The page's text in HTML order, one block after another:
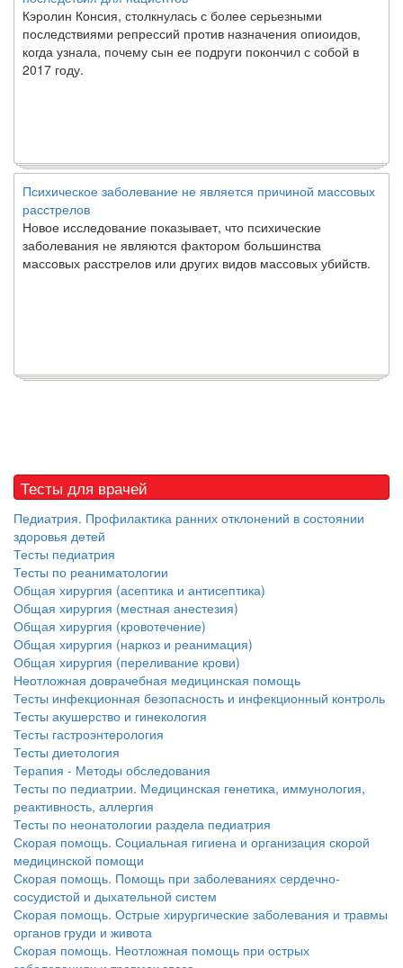
Кэролин Консия, столкнулась с более серьезными
последствиями репрессий против назначения опиоидов,
когда узнала, почему сын ее подруги покончил с собой в
2017 году.
Психическое заболевание не является причиной массовых
расстрелов
Новое исследование показывает, что психические
заболевания не являются фактором большинства
массовых расстрелов или других видов массовых убийств.
Тесты для врачей
Педиатрия. Профилактика ранних отклонений в состоянии
здоровья детей
Тесты педиатрия
Тесты по реаниматологии
Общая хирургия (асептика и антисептика)
Общая хирургия (местная анестезия)
Общая хирургия (кровотечение)
Общая хирургия (наркоз и реанимация)
Общая хирургия (переливание крови)
Неотложная доврачебная медицинская помощь
Тесты инфекционная безопасность и инфекционный контроль
Тесты акушерство и гинекология
Тесты гастроэнтерология
Тесты диетология
Терапия - Методы обследования
Тесты по педиатрии. Медицинская генетика, иммунология,
реактивность, аллергия
Тесты по неонатологии раздела педиатрия
Скорая помощь. Социальная гигиена и организация скорой
медицинской помощи
Скорая помощь. Помощь при заболеваниях сердечно-
сосудистой и дыхательной систем
Скорая помощь. Острые хирургические заболевания и травмы
органов груди и живота
Скорая помощь. Неотложная помощь при острых